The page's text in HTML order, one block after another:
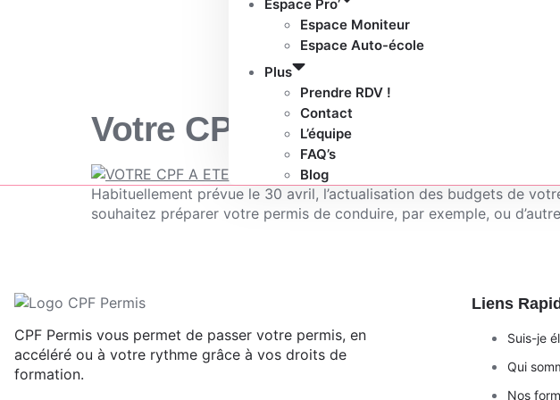
Espace Pro’
Espace Moniteur
Espace Auto-école
Plus
Prendre RDV !
Contact
L’équipe
FAQ’s
Blog
Votre CPF a été crédit
Habituellement prévue le 30 avril, l’actualisation des budgets de
souhaitez préparer votre permis de conduire, par exemple, ou
CPF Permis vous permet de passer votre permis, en
accéléré ou à votre rythme grâce à vos droits de
formation.
Liens
Suis-je
Qui
Nos